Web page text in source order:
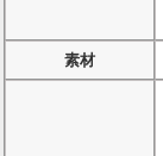
素材